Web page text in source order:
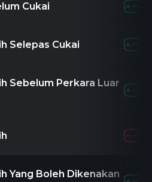
Cukai
Selepas Cukai
Sebelum Perkara Luar
Yang Boleh Dikenakan